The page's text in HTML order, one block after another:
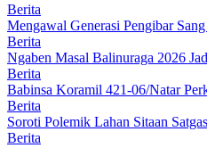
Berita
Mengawal Generasi Pengibar
Berita
Ngaben Masal Balinuraga 2026
Berita
Babinsa Koramil 421-06/Natar
Berita
Soroti Polemik Lahan Sitaan
Berita